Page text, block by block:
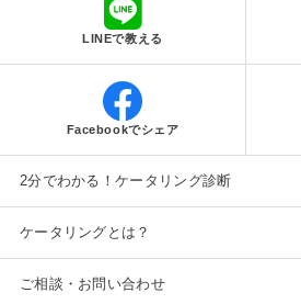
LINEで教える
Facebookでシェア
2分でわかる！ケータリング診断
ケータリングとは？
ご相談・お問い合わせ